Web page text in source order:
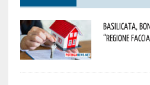
Basilicata,
“Regione